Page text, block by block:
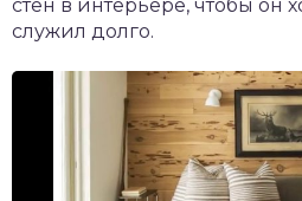
стен в интерьере, чтобы он
служил долго.